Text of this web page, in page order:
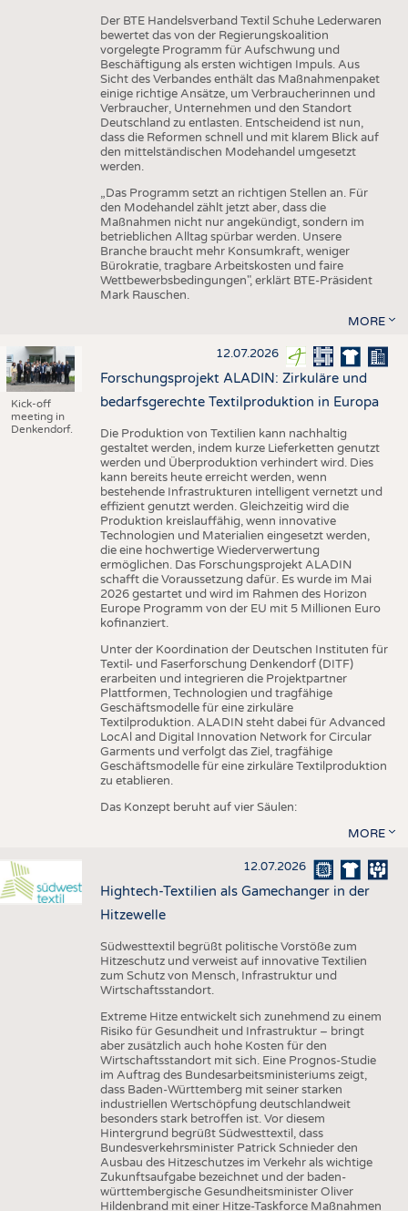
Der BTE Handelsverband Textil Schuhe Lederwaren
bewertet das von der Regierungskoalition
vorgelegte Programm für Aufschwung und
Beschäftigung als ersten wichtigen Impuls. Aus
Sicht des Verbandes enthält das Maßnahmenpaket
einige richtige Ansätze, um Verbraucherinnen und
Verbraucher, Unternehmen und den Standort
Deutschland zu entlasten. Entscheidend ist nun,
dass die Reformen schnell und mit klarem Blick auf
den mittelständischen Modehandel umgesetzt
werden.
„Das Programm setzt an richtigen Stellen an. Für
den Modehandel zählt jetzt aber, dass die
Maßnahmen nicht nur angekündigt, sondern im
betrieblichen Alltag spürbar werden. Unsere
Branche braucht mehr Konsumkraft, weniger
Bürokratie, tragbare Arbeitskosten und faire
Wettbewerbsbedingungen", erklärt BTE-Präsident
Mark Rauschen.
MORE
Kick-off
meeting in
Denkendorf.
12.07.2026
Forschungsprojekt ALADIN: Zirkuläre und
bedarfsgerechte Textilproduktion in Europa
Die Produktion von Textilien kann nachhaltig
gestaltet werden, indem kurze Lieferketten genutzt
werden und Überproduktion verhindert wird. Dies
kann bereits heute erreicht werden, wenn
bestehende Infrastrukturen intelligent vernetzt und
effizient genutzt werden. Gleichzeitig wird die
Produktion kreislauffähig, wenn innovative
Technologien und Materialien eingesetzt werden,
die eine hochwertige Wiederverwertung
ermöglichen. Das Forschungsprojekt ALADIN
schafft die Voraussetzung dafür. Es wurde im Mai
2026 gestartet und wird im Rahmen des Horizon
Europe Programm von der EU mit 5 Millionen Euro
kofinanziert.
Unter der Koordination der Deutschen Instituten für
Textil- und Faserforschung Denkendorf (DITF)
erarbeiten und integrieren die Projektpartner
Plattformen, Technologien und tragfähige
Geschäftsmodelle für eine zirkuläre
Textilproduktion. ALADIN steht dabei für Advanced
LocAl and Digital Innovation Network for Circular
Garments und verfolgt das Ziel, tragfähige
Geschäftsmodelle für eine zirkuläre Textilproduktion
zu etablieren.
Das Konzept beruht auf vier Säulen:
MORE
12.07.2026
Hightech-Textilien als Gamechanger in der
Hitzewelle
Südwesttextil begrüßt politische Vorstöße zum
Hitzeschutz und verweist auf innovative Textilien
zum Schutz von Mensch, Infrastruktur und
Wirtschaftsstandort.
Extreme Hitze entwickelt sich zunehmend zu einem
Risiko für Gesundheit und Infrastruktur – bringt
aber zusätzlich auch hohe Kosten für den
Wirtschaftsstandort mit sich. Eine Prognos-Studie
im Auftrag des Bundesarbeitsministeriums zeigt,
dass Baden-Württemberg mit seiner starken
industriellen Wertschöpfung deutschlandweit
besonders stark betroffen ist. Vor diesem
Hintergrund begrüßt Südwesttextil, dass
Bundesverkehrsminister Patrick Schnieder den
Ausbau des Hitzeschutzes im Verkehr als wichtige
Zukunftsaufgabe bezeichnet und der baden-
württembergische Gesundheitsminister Oliver
Hildenbrand mit einer Hitze-Taskforce Maßnahmen